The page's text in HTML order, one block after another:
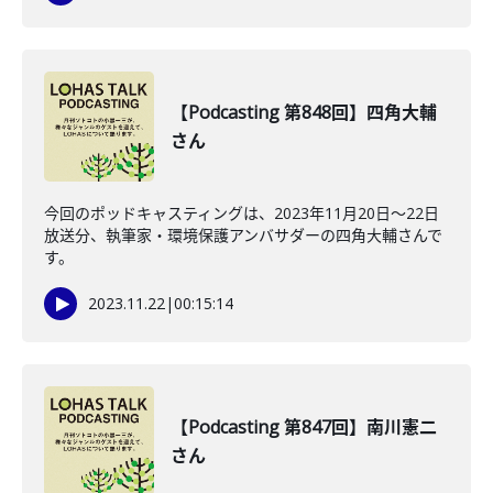
【Podcasting 第848回】四角大輔
さん
今回のポッドキャスティングは、2023年11月20日〜22日
放送分、執筆家・環境保護アンバサダーの四角大輔さんで
す。
2023.11.22|00:15:14
【Podcasting 第847回】南川憲二
さん